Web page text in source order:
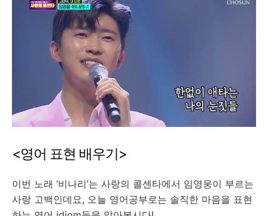
<영어 표현 배우기>
이번 노래 ‘비나리’는 사랑의 콜센타에서 임영웅이 부르는
사랑 고백인데요, 오늘 영어공부로는 솔직한 마음을 표현